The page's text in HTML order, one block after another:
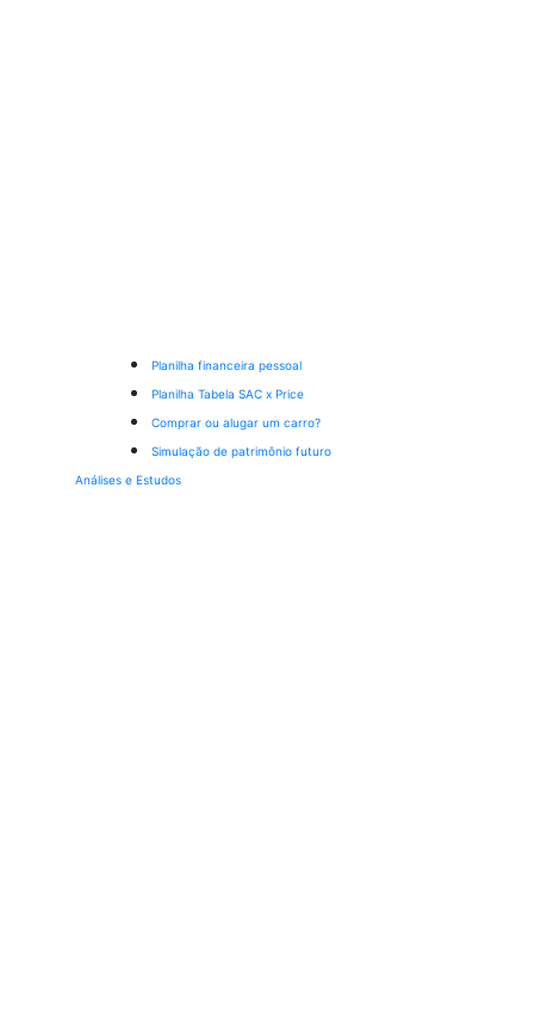
Planilha financeira pessoal
Planilha Tabela SAC x Price
Comprar ou alugar um carro?
Simulação de patrimônio futuro
Análises e Estudos